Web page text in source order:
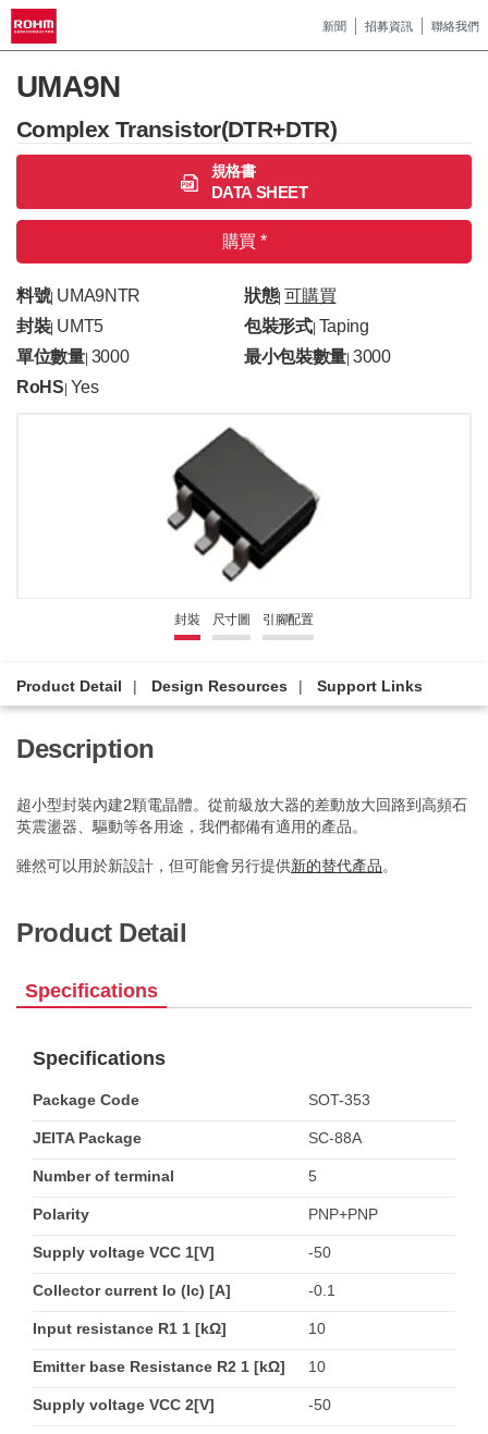
新聞 招募資訊 聯絡我們
UMA9N
Complex Transistor(DTR+DTR)
規格書
DATA SHEET
購買 *
料號| UMA9NTR 狀態| 可購買
封裝| UMT5 包裝形式| Taping
單位數量| 3000 最小包裝數量 |3000
RoHS Yes
封裝 尺寸圖 引腳配置
Product Detail Design Resources Support Links
Description
超小型封裝內建2顆電晶體。從前級放大器的差動放大回路到高頻石
英震盪器、驅動等各用途，我們都備有適用的產品。
雖然可以用於新設計，但可能會另行提供新的替代產品。
Product Detail
Specifications
Specifications
Package Code SOT-353
JEITA Package SC-88A
Number of terminal 5
Polarity PNP+PNP
Supply voltage VCC 1[V] -50
Collector current Io (Ic) [A] -0.1
Input resistance R1 1 [kΩ] 10
Emitter base Resistance R2 1 [kΩ] 10
Supply voltage VCC 2[V] -50